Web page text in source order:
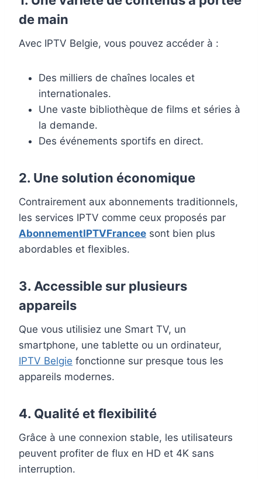
de main
Avec IPTV Belgie, vous pouvez accéder à :
Des milliers de chaînes locales et
internationales.
Une vaste bibliothèque de films et séries à
la demande.
Des événements sportifs en direct.
2. Une solution économique
Contrairement aux abonnements traditionnels,
les services IPTV comme ceux proposés par
AbonnementIPTVFrancee sont bien plus
abordables et flexibles.
3. Accessible sur plusieurs
appareils
Que vous utilisiez une Smart TV, un
smartphone, une tablette ou un ordinateur,
IPTV Belgie fonctionne sur presque tous les
appareils modernes.
4. Qualité et flexibilité
Grâce à une connexion stable, les utilisateurs
peuvent profiter de flux en HD et 4K sans
interruption.